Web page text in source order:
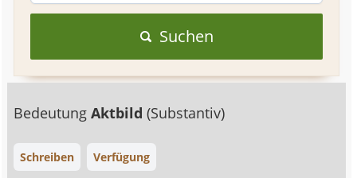
Suchen
BedeutungAktbild(Substantiv)
Schreiben Verfügung